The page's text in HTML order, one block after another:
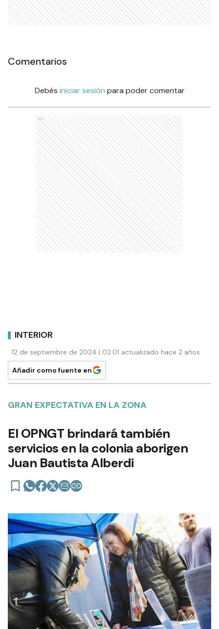
Comentarios
Debés iniciar sesión para poder comentar
Ads
INTERIOR
12 de septiembre de 2024 | 02:01 actualizado hace 2 años
Añadir como fuente en
GRAN EXPECTATIVA EN LA ZONA
El OPNGT brindará también
servicios en la colonia aborigen
Juan Bautista Alberdi